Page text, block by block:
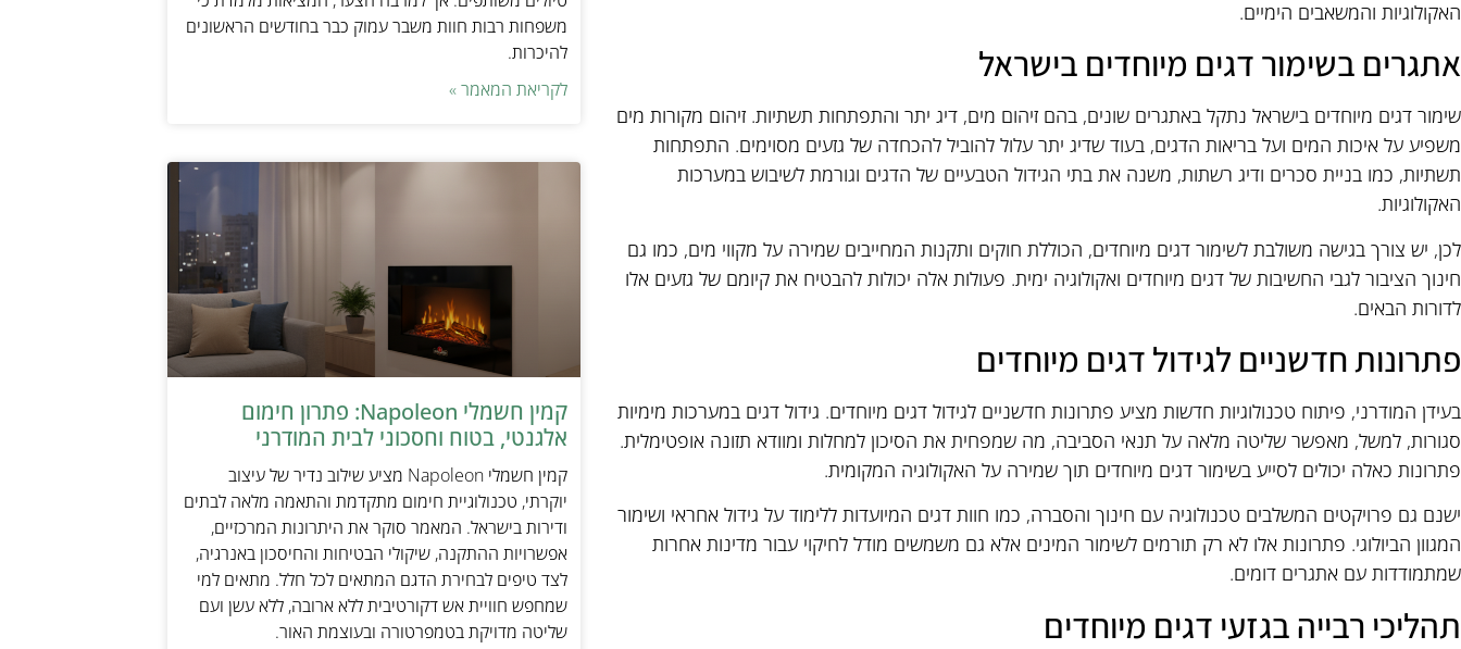
האקולוגיות והמשאבים הימיים.
אתגרים בשימור דגים מיוחדים בישראל
שימור דגים מיוחדים בישראל נתקל באתגרים שונים, בהם זיהום מים, דיג יתר והתפתחות תשתיות. זיהום מקורות מים
משפיע על איכות המים ועל בריאות הדגים, בעוד שדיג יתר עלול להוביל להכחדה של גזעים מסוימים. התפתחות
תשתיות, כמו בניית סכרים ודיג רשתות, משנה את בתי הגידול הטבעיים של הדגים וגורמת לשיבוש במערכות
האקולוגיות.
לכן, יש צורך בגישה משולבת לשימור דגים מיוחדים, הכוללת חוקים ותקנות המחייבים שמירה על מקווי מים, כמו גם
חינוך הציבור לגבי החשיבות של דגים מיוחדים ואקולוגיה ימית. פעולות אלה יכולות להבטיח את קיומם של גזעים אלו
לדורות הבאים.
פתרונות חדשניים לגידול דגים מיוחדים
בעידן המודרני, פיתוח טכנולוגיות חדשות מציע פתרונות חדשניים לגידול דגים מיוחדים. גידול דגים במערכות מימיות
סגורות, למשל, מאפשר שליטה מלאה על תנאי הסביבה, מה שמפחית את הסיכון למחלות ומוודא תזונה אופטימלית.
פתרונות כאלה יכולים לסייע בשימור דגים מיוחדים תוך שמירה על האקולוגיה המקומית.
ישנם גם פרויקטים המשלבים טכנולוגיה עם חינוך והסברה, כמו חוות דגים המיועדות ללימוד על גידול אחראי ושימור
המגוון הביולוגי. פתרונות אלו לא רק תורמים לשימור המינים אלא גם משמשים מודל לחיקוי עבור מדינות אחרות
שמתמודדות עם אתגרים דומים.
תהליכי רבייה בגזעי דגים מיוחדים
משפחות רבות חוות משבר עמוק כבר בחודשים הראשונים
להיכרות.
לקריאת המאמר »
קמין חשמלי Napoleon: פתרון חימום
אלגנטי, בטוח וחסכוני לבית המודרני
קמין חשמלי Napoleon מציע שילוב נדיר של עיצוב
יוקרתי, טכנולוגיית חימום מתקדמת והתאמה מלאה לבתים
ודירות בישראל. המאמר סוקר את היתרונות המרכזיים,
אפשרויות ההתקנה, שיקולי הבטיחות והחיסכון באנרגיה,
לצד טיפים לבחירת הדגם המתאים לכל חלל. מתאים למי
שמחפש חוויית אש דקורטיבית ללא ארובה, ללא עשן ועם
שליטה מדויקת בטמפרטורה ובעוצמת האור.